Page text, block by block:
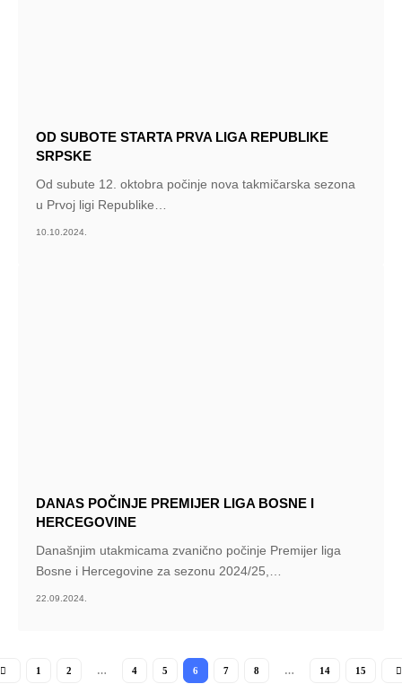
OD SUBOTE STARTA PRVA LIGA REPUBLIKE
SRPSKE
Od subute 12. oktobra počinje nova takmičarska sezona
u Prvoj ligi Republike
10.10.2024.
DANAS POČINJE PREMIJER LIGA BOSNE I
HERCEGOVINE
Današnjim utakmicama zvanično počinje Premijer liga
Bosne i Hercegovine za sezonu 2024/25,
22.09.2024.
1 2 … 4 5 6 7 8 … 14 15